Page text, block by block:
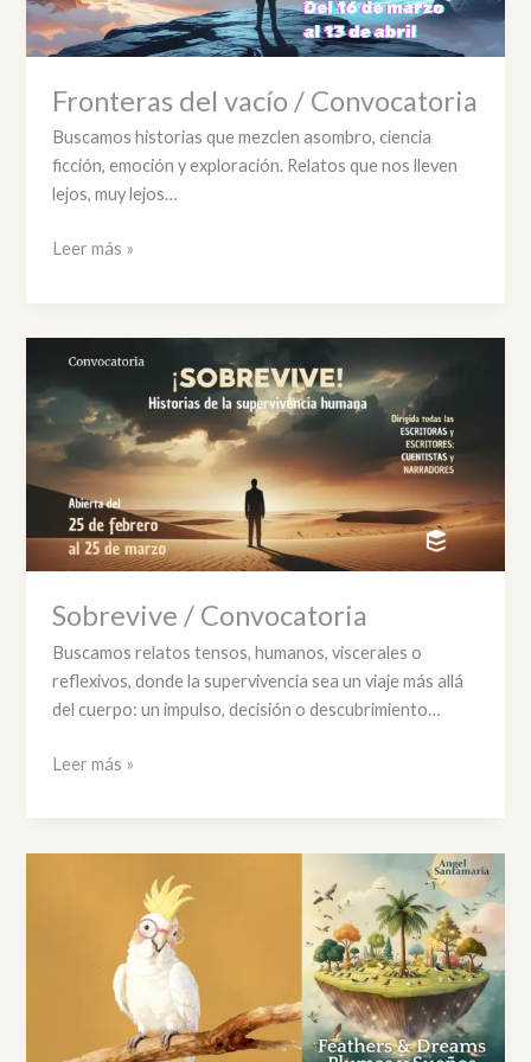
Fronteras del vacío / Convocatoria
Buscamos historias que mezclen asombro, ciencia
ficción, emoción y exploración. Relatos que nos lleven
lejos, muy lejos…
Fronteras
Convocatoria
Leer más »
Sobrevive / Convocatoria
Buscamos relatos tensos, humanos, viscerales o
reflexivos, donde la supervivencia sea un viaje más allá
del cuerpo: un impulso, decisión o descubrimiento…
Sobrevive
Leer más »